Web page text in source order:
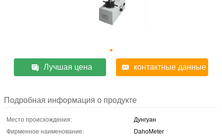
Лучшая цена контактные данные
Подробная информация о продукте
Место происхождения:
Дунгуан
Фирменное наименование:
DahoMeter